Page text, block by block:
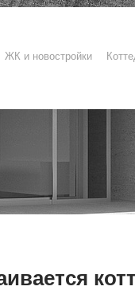
ЖК и новостройки